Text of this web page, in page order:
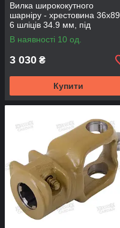
Вилка ширококутного
шарніру - хрестовина 36х89,
6 шліців 34.9 мм, під
WAJCY3236 (YWAJ3689-6)
В наявності 10 од.
3 030 ₴
Купити